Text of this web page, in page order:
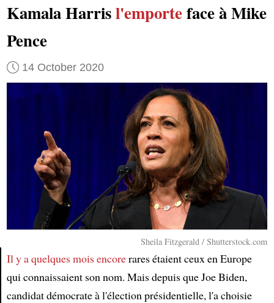
Article
Kamala Harrisl'emporteface à Mike
Pence
14 October 2020
Sheila Fitzgerald / Shutterstock.com
Il y a quelques mois encorerares étaient ceux en Europe
qui connaissaient son nom. Mais depuis que Joe Biden,
candidat démocrate à l'élection présidentielle, l'a choisie